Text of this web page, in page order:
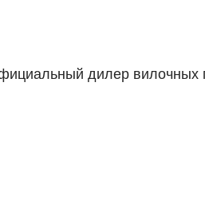
дилер вилочных